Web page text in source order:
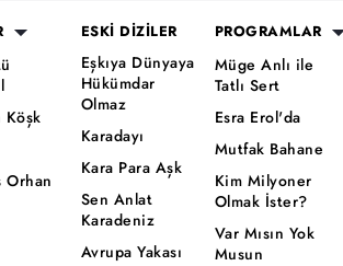
Köşk
Orhan
ESKİ DİZİLER
Eşkıya Dünyaya
Hükümdar
Olmaz
Karadayı
Kara Para Aşk
Sen Anlat
Karadeniz
Avrupa Yakası
PROGRAMLAR
Müge Anlı ile
Tatlı Sert
Esra Erol'da
Mutfak Bahane
Kim Milyoner
Olmak İster?
Var Mısın Yok
Musun